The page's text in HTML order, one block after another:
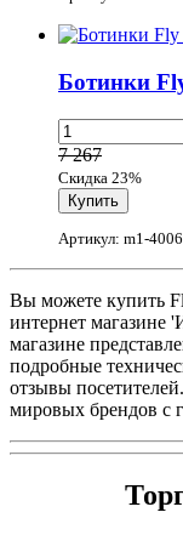
Ботинки
7 267
Скидка 23%
Артикул: m1-
Вы можете купить
интернет магазине
магазине
подробные
отзывы
мировых брендов с